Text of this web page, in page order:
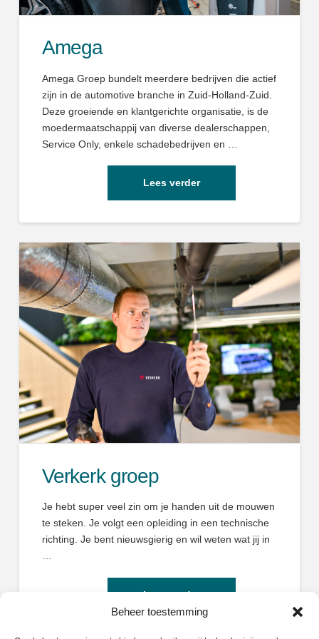
Beheer toestemming
Amega
Amega Groep bundelt meerdere bedrijven die actief
zijn in de automotive branche in Zuid-Holland-Zuid.
Deze groeiende en klantgerichte organisatie, is de
moedermaatschappij van diverse dealerschappen,
Service Only, enkele schadebedrijven en …
Verkerk groep
Je hebt super veel zin om je handen uit de mouwen
te steken. Je volgt een opleiding in een technische
richting. Je bent nieuwsgierig en wil weten wat jij in
…